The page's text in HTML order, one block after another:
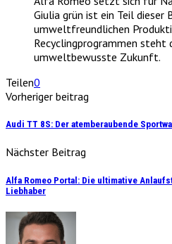
Giulia grün ist ein Teil dieser
umweltfreundlichen
Recyclingprogrammen steht
umweltbewusste Zukunft.
Teilen0
Vorheriger beitrag
Audi TT 8S: Der atemberaubende
Nächster Beitrag
Alfa Romeo Portal: Die ultimative
Liebhaber